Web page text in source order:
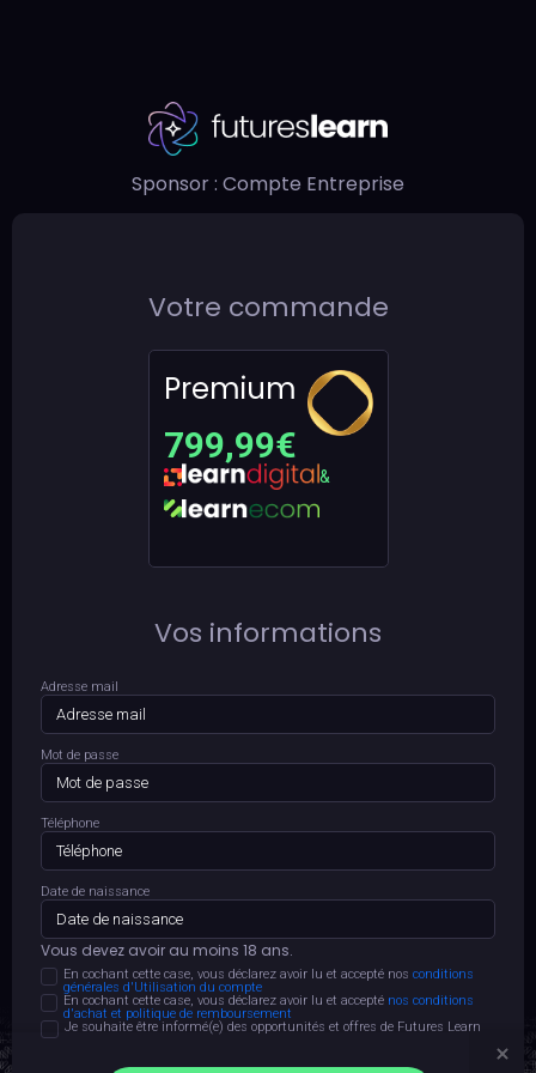
Sponsor : Compte Entreprise
Votre commande
Premium
799,99€
&
Vos informations
Adresse mail
Mot de passe
Téléphone
Date de naissance
Vous devez avoir au moins 18 ans.
En cochant cette case, vous déclarez avoir lu et accepté nosconditions
générales d'Utilisation du compte
En cochant cette case, vous déclarez avoir lu et accepté nos conditions
d'achat et politique de remboursement
Je souhaite être informé(e) des opportunités et offres de Futures Learn